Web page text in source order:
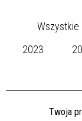
Wszystkie
2023
Twoja